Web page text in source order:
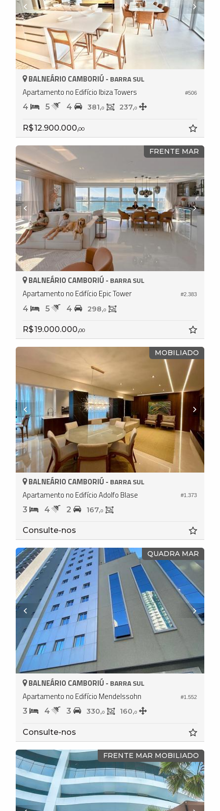
#506
BALNEÁRIO CAMBORIÚ - BARRA SUL
Apartamento no Edifício Ibiza Towers
4 5 4 381,0 237,0
R$ 12.900.000,00
FRENTE MAR
#2.383
BALNEÁRIO CAMBORIÚ - BARRA SUL
Apartamento no Edifício Epic Tower
4 5 4 298,0
R$ 19.000.000,00
MOBILIADO
#1.373
BALNEÁRIO CAMBORIÚ - BARRA SUL
Apartamento no Edifício Adolfo Blase
3 4 2 167,0
Consulte-nos
QUADRA MAR
#1.552
BALNEÁRIO CAMBORIÚ - BARRA SUL
Apartamento no Edifício Mendelssohn
3 4 3 330,0 160,0
Consulte-nos
FRENTE MAR MOBILIADO